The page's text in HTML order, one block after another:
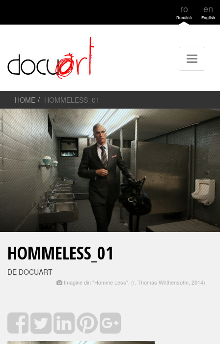
ro
Română
en
English
HOME HOMMELESS_01
HOMMELESS_01
DE DOCUART
Imagine din "Homme Less", (r. Thomas Wirthensohn, 2014)